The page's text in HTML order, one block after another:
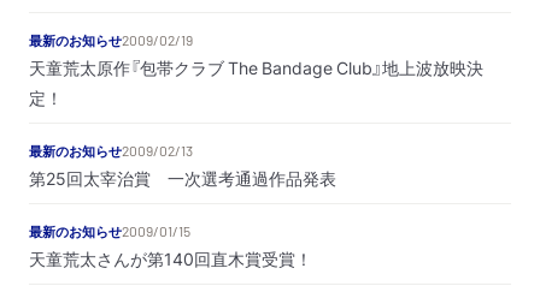
最新のお知らせ2009/02/19
天童荒太原作『包帯クラブ The Bandage Club』地上波放映決
定！
最新のお知らせ2009/02/13
第25回太宰治賞 一次選考通過作品発表
最新のお知らせ2009/01/15
天童荒太さんが第140回直木賞受賞！